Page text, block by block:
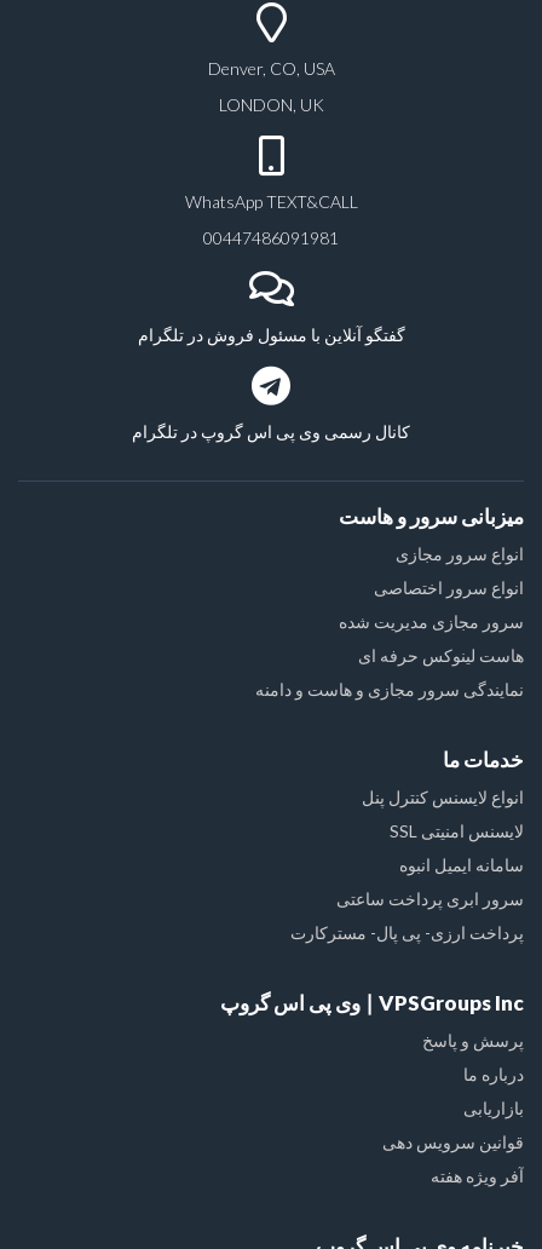
Denver, CO, USA
LONDON, UK
WhatsApp TEXT&CALL
00447486091981
گفتگو آنلاین با مسئول فروش در تلگرام
کانال رسمی وی پی اس گروپ در تلگرام
میزبانی سرور و هاست
انواع سرور مجازی
انواع سرور اختصاصی
سرور مجازی مدیریت شده
هاست لینوکس حرفه ای
نمایندگی سرور مجازی و هاست و دامنه
خدمات ما
انواع لایسنس کنترل پنل
لایسنس امنیتی SSL
سامانه ایمیل انبوه
سرور ابری پرداخت ساعتی
پرداخت ارزی- پی پال- مسترکارت
VPSGroups Inc ∣ وی پی اس گروپ
پرسش و پاسخ
درباره ما
بازاریابی
قوانین سرویس دهی
آفر ویژه هفته